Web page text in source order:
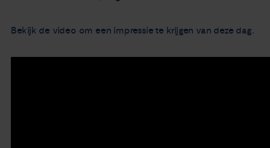
Bekijk de video om een impressie te krijgen van deze dag.